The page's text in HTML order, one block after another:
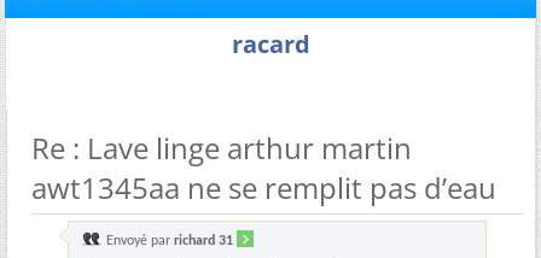
racard
Re : Lave linge arthur martin
awt1345aa ne se remplit pas d’eau
Envoyé par richard 31